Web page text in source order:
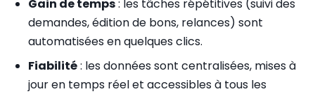
Gain de temps: les tâches répétitives (suivi des
demandes, édition de bons, relances) sont
automatisées en quelques clics.
Fiabilité: les données sont centralisées, mises à
jour en temps réel et accessibles à tous les